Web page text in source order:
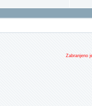
Zabranjeno